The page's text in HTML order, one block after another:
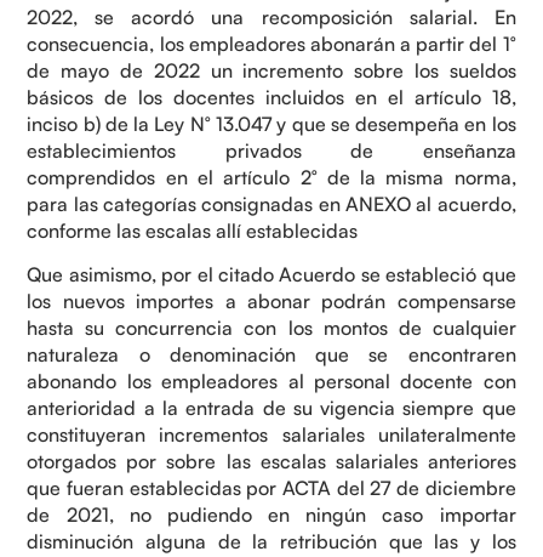
2022, se acordó una recomposición salarial. En
consecuencia, los empleadores abonarán a partir del 1°
de mayo de 2022 un incremento sobre los sueldos
básicos de los docentes incluidos en el artículo 18,
inciso b) de la Ley N° 13.047 y que se desempeña en los
establecimientos privados de enseñanza
comprendidos en el artículo 2° de la misma norma,
para las categorías consignadas en ANEXO al acuerdo,
conforme las escalas allí establecidas
Que asimismo, por el citado Acuerdo se estableció que
los nuevos importes a abonar podrán compensarse
hasta su concurrencia con los montos de cualquier
naturaleza o denominación que se encontraren
abonando los empleadores al personal docente con
anterioridad a la entrada de su vigencia siempre que
constituyeran incrementos salariales unilateralmente
otorgados por sobre las escalas salariales anteriores
que fueran establecidas por ACTA del 27 de diciembre
de 2021, no pudiendo en ningún caso importar
disminución alguna de la retribución que las y los